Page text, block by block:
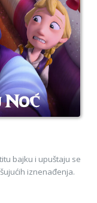
bajku i upuštaju se
iznenađenja.